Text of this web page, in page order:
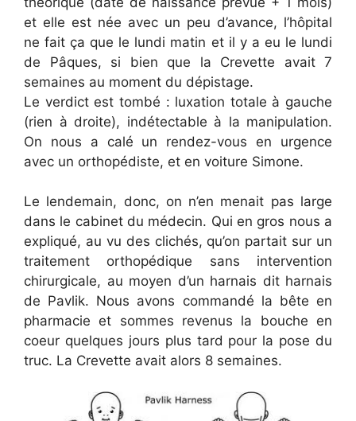
et elle est née avec un peu d’avance, l’hôpital
ne fait ça que le lundi matin et il y a eu le lundi
de Pâques, si bien que la Crevette avait 7
semaines au moment du dépistage.
Le verdict est tombé : luxation totale à gauche
(rien à droite), indétectable à la manipulation.
On nous a calé un rendez-vous en urgence
avec un orthopédiste, et en voiture Simone.
Le lendemain, donc, on n’en menait pas large
dans le cabinet du médecin. Qui en gros nous a
expliqué, au vu des clichés, qu’on partait sur un
traitement orthopédique sans intervention
chirurgicale, au moyen d’un harnais dit harnais
de Pavlik. Nous avons commandé la bête en
pharmacie et sommes revenus la bouche en
coeur quelques jours plus tard pour la pose du
truc. La Crevette avait alors 8 semaines.